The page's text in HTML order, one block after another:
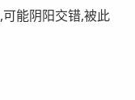
能阴阳交错,被此